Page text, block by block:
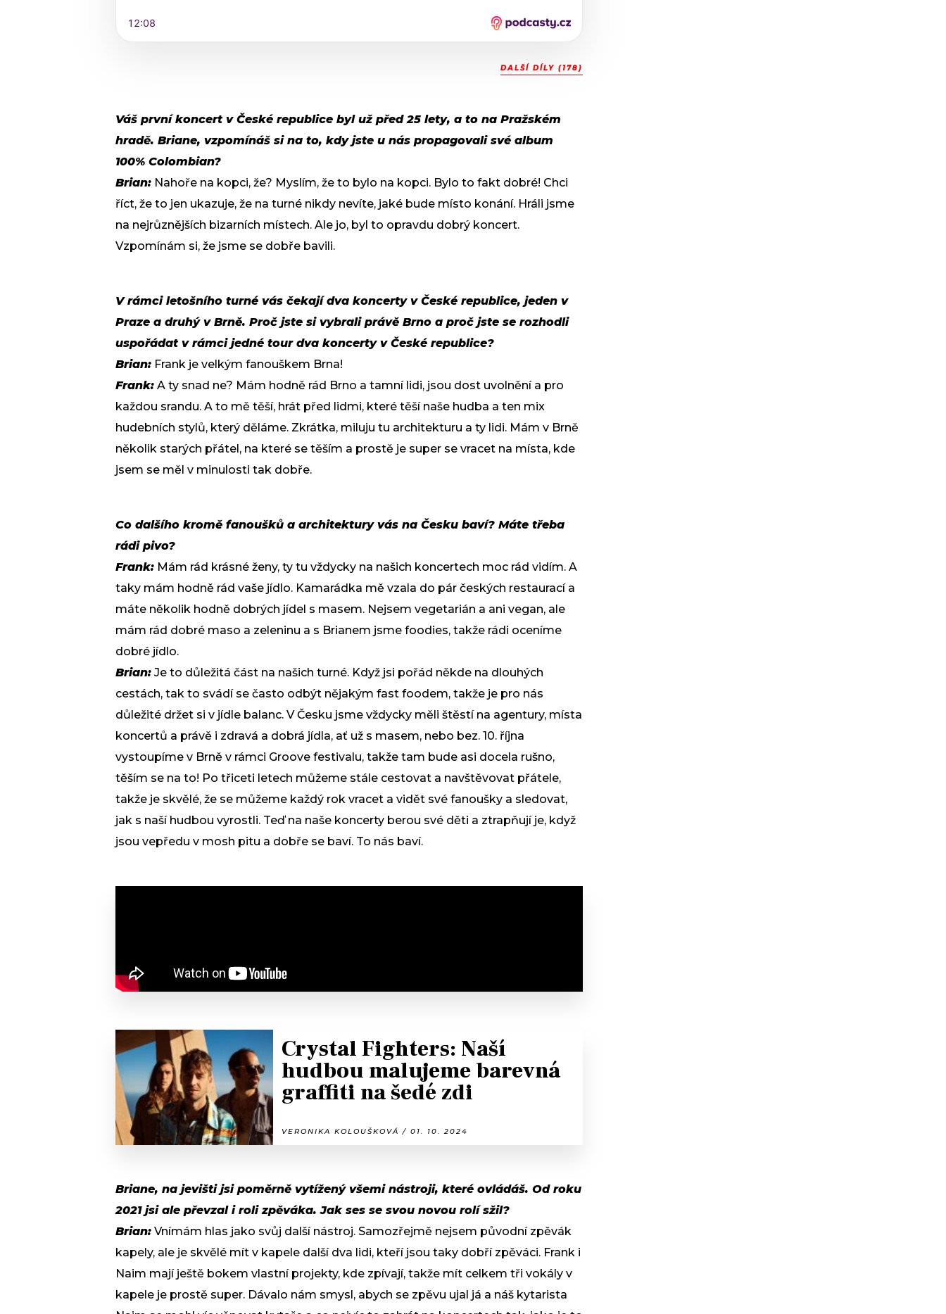
DALŠÍ DÍLY (178)
Váš první koncert v České republice byl už před 25 lety, a to na Pražském
hradě. Briane, vzpomínáš si na to, kdy jste u nás propagovali své album
100% Colombian?
Brian: Nahoře na kopci, že? Myslím, že to bylo na kopci. Bylo to fakt dobré! Chci
říct, že to jen ukazuje, že na turné nikdy nevíte, jaké bude místo konání. Hráli jsme
na nejrůznějších bizarních místech. Ale jo, byl to opravdu dobrý koncert.
Vzpomínám si, že jsme se dobře bavili.
V rámci letošního turné vás čekají dva koncerty v České republice, jeden v
Praze a druhý v Brně. Proč jste si vybrali právě Brno a proč jste se rozhodli
uspořádat v rámci jedné tour dva koncerty v České republice?
Brian: Frank je velkým fanouškem Brna!
Frank: A ty snad ne? Mám hodně rád Brno a tamní lidi, jsou dost uvolnění a pro
každou srandu. A to mě těší, hrát před lidmi, které těší naše hudba a ten mix
hudebních stylů, který děláme. Zkrátka, miluju tu architekturu a ty lidi. Mám v Brně
několik starých přátel, na které se těším a prostě je super se vracet na místa, kde
jsem se měl v minulosti tak dobře.
Co dalšího kromě fanoušků a architektury vás na Česku baví? Máte třeba
rádi pivo?
Frank: Mám rád krásné ženy, ty tu vždycky na našich koncertech moc rád vidím. A
taky mám hodně rád vaše jídlo. Kamarádka mě vzala do pár českých restaurací a
máte několik hodně dobrých jídel s masem. Nejsem vegetarián a ani vegan, ale
mám rád dobré maso a zeleninu a s Brianem jsme foodies, takže rádi oceníme
dobré jídlo.
Brian: Je to důležitá část na našich turné. Když jsi pořád někde na dlouhých
cestách, tak to svádí se často odbýt nějakým fast foodem, takže je pro nás
důležité držet si v jídle balanc. V Česku jsme vždycky měli štěstí na agentury, místa
koncertů a právě i zdravá a dobrá jídla, ať už s masem, nebo bez. 10. října
vystoupíme v Brně v rámci Groove festivalu, takže tam bude asi docela rušno,
těším se na to! Po třiceti letech můžeme stále cestovat a navštěvovat přátele,
takže je skvělé, že se můžeme každý rok vracet a vidět své fanoušky a sledovat,
jak s naší hudbou vyrostli. Teď na naše koncerty berou své děti a ztrapňují je, když
jsou vepředu v mosh pitu a dobře se baví. To nás baví.
Crystal Fighters: Naší
hudbou malujeme barevná
graffiti na šedé zdi
VERONIKA KOLOUŠKOVÁ / 01. 10. 2024
Briane, na jevišti jsi poměrně vytížený všemi nástroji, které ovládáš. Od roku
2021 jsi ale převzal i roli zpěváka. Jak ses se svou novou rolí sžil?
Brian: Vnímám hlas jako svůj další nástroj. Samozřejmě nejsem původní zpěvák
kapely, ale je skvělé mít v kapele další dva lidi, kteří jsou taky dobří zpěváci. Frank i
Naim mají ještě bokem vlastní projekty, kde zpívají, takže mít celkem tři vokály v
kapele je prostě super. Dávalo nám smysl, abych se zpěvu ujal já a náš kytarista